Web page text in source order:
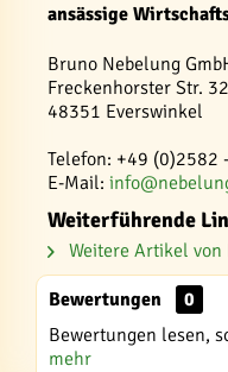
ansässige
Bruno Nebelung
Freckenhorster Str. 32
48351 Everswinkel
Telefon: +49 (0)2582
E-Mail:
Weiterführende
Weitere Artikel von
Bewertungen
0
Bewertungen lesen,
mehr